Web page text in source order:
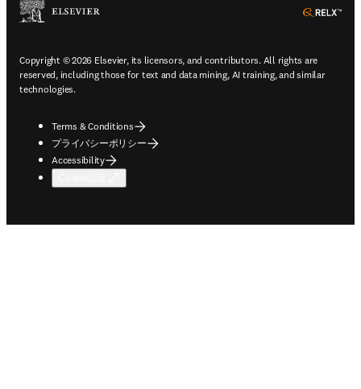
Copyright © 2026 Elsevier, its licensors, and contributors. All rights are
reserved, including those for text and data mining, AI training, and similar
technologies.
Terms & Conditions
プライバシーポリシー
Accessibility